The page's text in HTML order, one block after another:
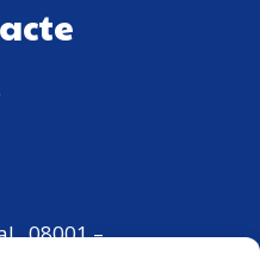
08001 –